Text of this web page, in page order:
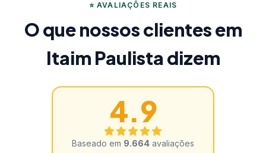
⭐ AVALIAÇÕES REAIS
O que nossos clientes em
Itaim Paulista dizem
4.9
Baseado em 9.664 avaliações